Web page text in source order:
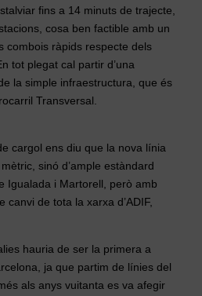
fins a 14 minuts de trajecte,
cosa ben factible amb un
combois ràpids respecte dels
tot plegat cal partir d’una
la simple infraestructura, que és
Transversal.
cargol ens diu que la nova línia
sinó d’ample estàndard
Igualada i Martorell, però amb
canvi de tota la xarxa d’ADIF,
hauria de ser la primera a
ja que partim de línies del
als anys vuitanta es va afegir